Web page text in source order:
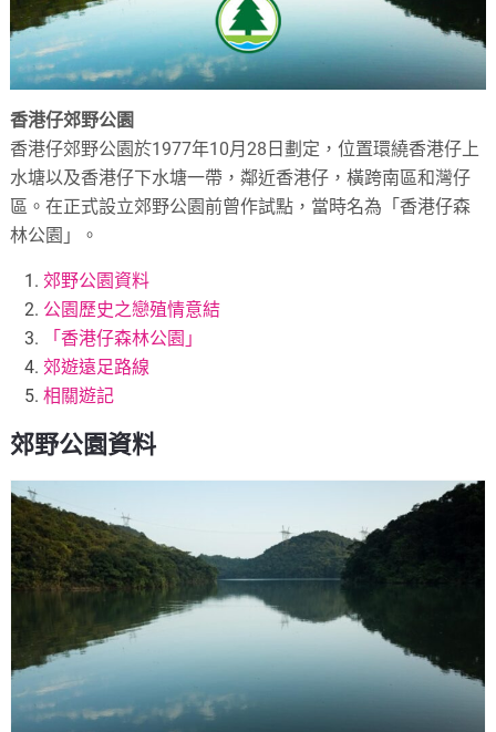
香港仔郊野公園
香港仔郊野公園於1977年10月28日劃定，位置環繞香港仔上
水塘以及香港仔下水塘一帶，鄰近香港仔，橫跨南區和灣仔
區。在正式設立郊野公園前曾作試點，當時名為「香港仔森
林公園」。
郊野公園資料
公園歷史之戀殖情意結
「香港仔森林公園」
郊遊遠足路線
相關遊記
郊野公園資料